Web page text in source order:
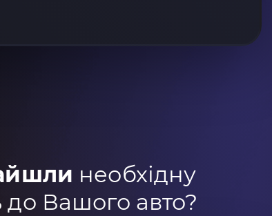
необхідну
до Вашого авто?